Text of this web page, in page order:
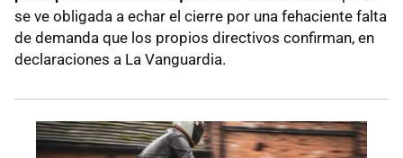
se ve obligada a echar el cierre por una fehaciente falta
de demanda que los propios directivos confirman, en
declaraciones a La Vanguardia.